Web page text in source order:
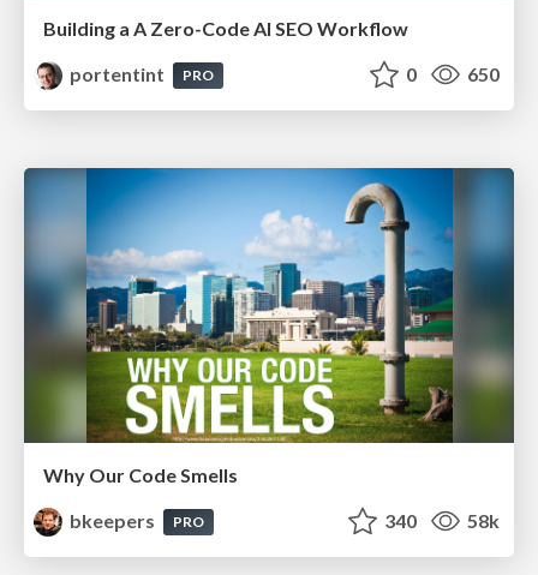
Building a A Zero-Code AI SEO Workflow
portentint
PRO 0 650
Why Our Code Smells
bkeepers
PRO 340 58k